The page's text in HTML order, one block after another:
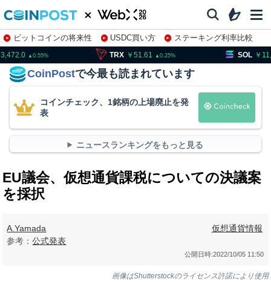
ビットコインの将来性 USDC買い方
ステーキング利率比較
株特集・関連銘柄
0.55 TRX 51.61 0.25 SOL
CoinPostで今最も読まれています
コインチェック、1銘柄の上場廃止を発
表
ニュースランキングをもっと見る
EU議会、仮想通貨課税についての決議案
を採択
A.Yamada
参考：公式発表
仮想通貨情報
公開日時:2022/10/05 11:50
画像はShutterstockのライセンス許諾により使用